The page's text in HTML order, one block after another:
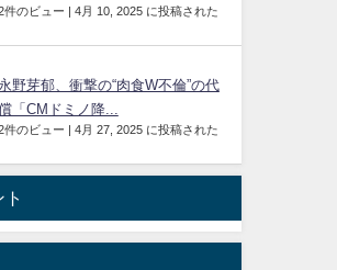
件のビュー 4月 10, 2025 に投稿された
野芽郁、衝撃の“肉食W不倫”の代
「CMドミノ降...
件のビュー 4月 27, 2025 に投稿された